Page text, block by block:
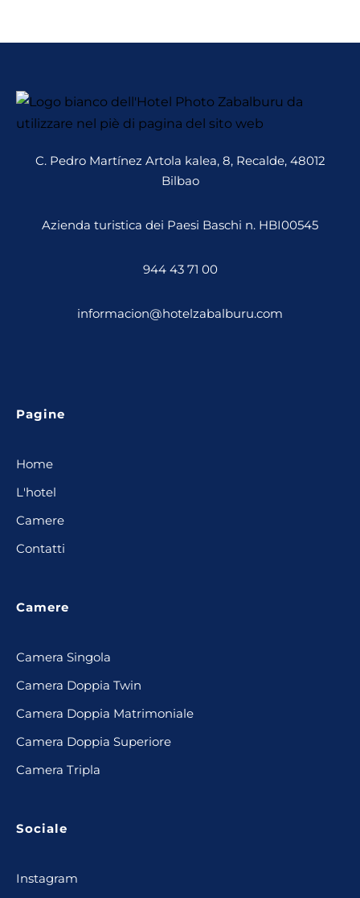
C. Pedro Martínez Artola kalea, 8, Recalde, 48012
Bilbao
Azienda turistica dei Paesi Baschi n. HBI00545
944 43 71 00
informacion@hotelzabalburu.com
Pagine
Home
L'hotel
Camere
Contatti
Camere
Camera Singola
Camera Doppia Twin
Camera Doppia Matrimoniale
Camera Doppia Superiore
Camera Tripla
Sociale
Instagram